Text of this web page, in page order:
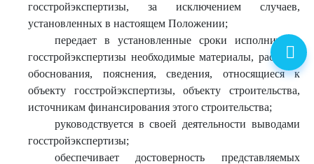
госстройэкспертизы, за исключением случаев,
установленных в настоящем Положении;
передает в установленные сроки исполнителю
госстройэкспертизы необходимые материалы, расчеты,
обоснования, пояснения, сведения, относящиеся к
объекту госстройэкспертизы, объекту строительства,
источникам финансирования этого строительства;
руководствуется в своей деятельности выводами
госстройэкспертизы;
обеспечивает достоверность представляемых